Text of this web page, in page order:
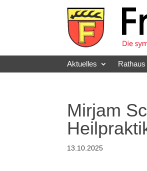
Aktuelles Rathaus
Mirjam
13.10.2025